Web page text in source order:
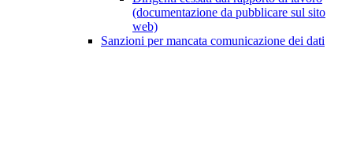
(documentazione da pubblicare sul sito
web)
Sanzioni per mancata comunicazione dei dati